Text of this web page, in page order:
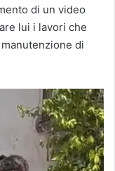
di un video
lui i lavori che
di